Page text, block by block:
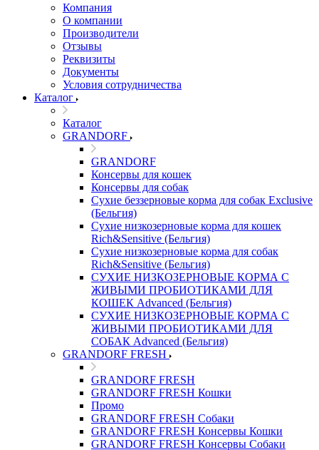
Компания
О компании
Производители
Отзывы
Реквизиты
Документы
Условия сотрудничества
Каталог
Каталог
GRANDORF
GRANDORF
Консервы для кошек
Консервы для собак
Сухие беззерновые корма для собак Exclusive
(Бельгия)
Сухие низкозерновые корма для кошек
Rich&Sensitive (Бельгия)
Сухие низкозерновые корма для собак
Rich&Sensitive (Бельгия)
СУХИЕ НИЗКОЗЕРНОВЫЕ КОРМА С
ЖИВЫМИ ПРОБИОТИКАМИ ДЛЯ
КОШЕК Advanced (Бельгия)
СУХИЕ НИЗКОЗЕРНОВЫЕ КОРМА С
ЖИВЫМИ ПРОБИОТИКАМИ ДЛЯ
СОБАК Advanced (Бельгия)
GRANDORF FRESH
GRANDORF FRESH
GRANDORF FRESH Кошки
Промо
GRANDORF FRESH Собаки
GRANDORF FRESH Консервы Кошки
GRANDORF FRESH Консервы Собаки